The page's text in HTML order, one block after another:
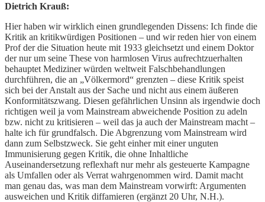
Dietrich Krauß:
Hier haben wir wirklich einen grundlegenden Dissens: Ich finde die
Kritik an kritikwürdigen Positionen – und wir reden hier von einem
Prof der die Situation heute mit 1933 gleichsetzt und einem Doktor
der nur um seine These von harmlosen Virus aufrechtzuerhalten
behauptet Mediziner würden weltweit Falschbehandlungen
durchführen, die an „Völkermord“ grenzten – diese Kritik speist
sich bei der Anstalt aus der Sache und nicht aus einem äußeren
Konformitätszwang. Diesen gefährlichen Unsinn als irgendwie doch
richtigen weil ja vom Mainstream abweichende Position zu adeln
bzw. nicht zu kritisieren – weil das ja auch der Mainstream macht –
halte ich für grundfalsch. Die Abgrenzung vom Mainstream wird
dann zum Selbstzweck. Sie geht einher mit einer unguten
Immunisierung gegen Kritik, die ohne Inhaltliche
Auseinandersetzung reflexhaft nur mehr als gesteuerte Kampagne
als Umfallen oder als Verrat wahrgenommen wird. Damit macht
man genau das, was man dem Mainstream vorwirft: Argumenten
ausweichen und Kritik diffamieren (ergänzt 20 Uhr, N.H.).